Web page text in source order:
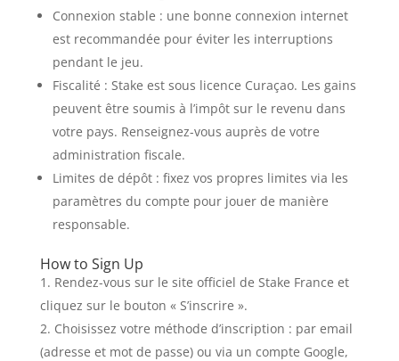
Connexion stable : une bonne connexion internet
est recommandée pour éviter les interruptions
pendant le jeu.
Fiscalité : Stake est sous licence Curaçao. Les gains
peuvent être soumis à l’impôt sur le revenu dans
votre pays. Renseignez-vous auprès de votre
administration fiscale.
Limites de dépôt : fixez vos propres limites via les
paramètres du compte pour jouer de manière
responsable.
How to Sign Up
Rendez-vous sur le site officiel de Stake France et
cliquez sur le bouton « S’inscrire ».
Choisissez votre méthode d’inscription : par email
(adresse et mot de passe) ou via un compte Google,